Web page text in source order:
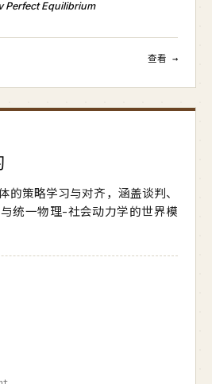
Perfect Equilibrium
查看 →
的策略学习与对齐，涵盖谈判、
统一物理-社会动力学的世界模